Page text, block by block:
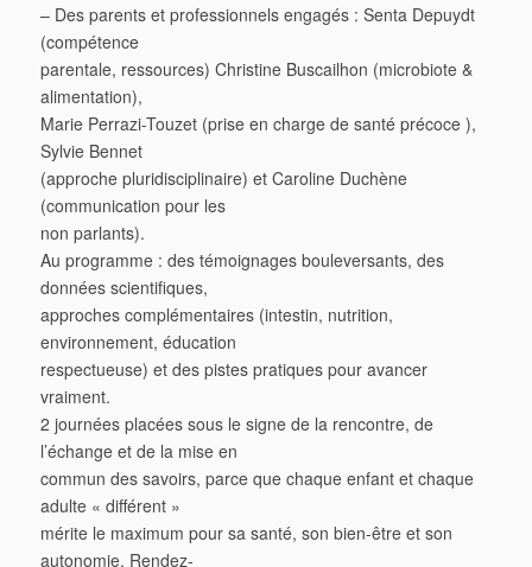
– Des parents et professionnels engagés : Senta Depuydt
(compétence
parentale, ressources) Christine Buscailhon (microbiote &
alimentation),
Marie Perrazi-Touzet (prise en charge de santé précoce ),
Sylvie Bennet
(approche pluridisciplinaire) et Caroline Duchène
(communication pour les
non parlants).
Au programme : des témoignages bouleversants, des
données scientifiques,
approches complémentaires (intestin, nutrition,
environnement, éducation
respectueuse) et des pistes pratiques pour avancer
vraiment.
2 journées placées sous le signe de la rencontre, de
l’échange et de la mise en
commun des savoirs, parce que chaque enfant et chaque
adulte « différent »
mérite le maximum pour sa santé, son bien-être et son
autonomie. Rendez-